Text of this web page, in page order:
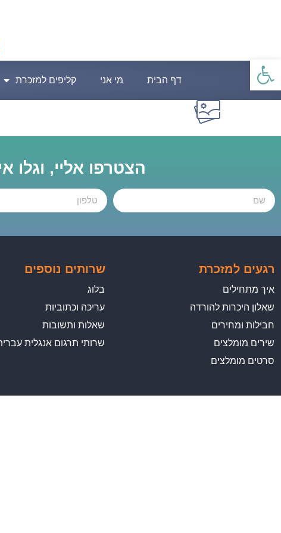
פתח סרגל נגישות
דף הבית מי אני קליפים למזכרת
הצטרפו אליי, וגלו
רגעים למזכרת
איך מתחילים
שאלון היכרות להורדה
חבילות ומחירים
שירים מומלצים
סרטים מומלצים
שרותים נוספים
בלוג
עריכה וכתוביות
שאלות ותשובות
שרותי תרגום אנגלית